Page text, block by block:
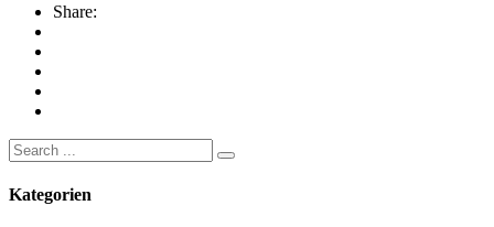
Share:
Search
for:
Kategorien